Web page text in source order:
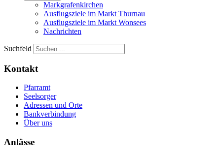
Markgrafenkirchen
Ausflugsziele im Markt Thurnau
Ausflugsziele im Markt Wonsees
Nachrichten
Suchfeld
Kontakt
Pfarramt
Seelsorger
Adressen und Orte
Bankverbindung
Über uns
Anlässe